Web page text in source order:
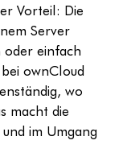
Vorteil: Die
Server
einfach
ownCloud
wo
macht die
im Umgang